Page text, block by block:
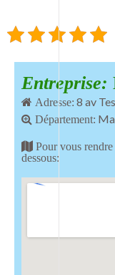
Entreprise:
Adresse: 8 av
Département:
Pour vous
dessous: